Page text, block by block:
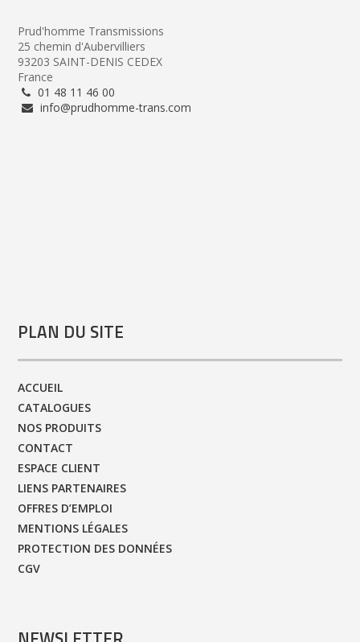
Prud'homme Transmissions
25 chemin d'Aubervilliers
93203 SAINT-DENIS CEDEX
France
01 48 11 46 00
info@prudhomme-trans.com
PLAN DU SITE
ACCUEIL
CATALOGUES
NOS PRODUITS
CONTACT
ESPACE CLIENT
LIENS PARTENAIRES
OFFRES D’EMPLOI
MENTIONS LÉGALES
PROTECTION DES DONNÉES
CGV